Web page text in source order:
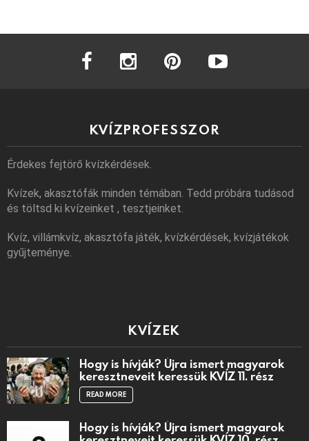
facebook instagram
KVÍZPROFESSZOR
Érdekes fejtörő kvízkérdések.
Kvízek, akasztófák minden témában. Tedd próbára tudásod
és töltsd ki kvízeinket , tesztjeinket.
Kvíz, villámkvíz, akasztófa játék, kvízkérdések, kvízjátékok
gyűjteménye.
KVÍZEK
Hogy is hívják? Újra ismert magyarok
keresztneveit keressük KVÍZ 11. rész
READ MORE
Hogy is hívják? Újra ismert magyarok